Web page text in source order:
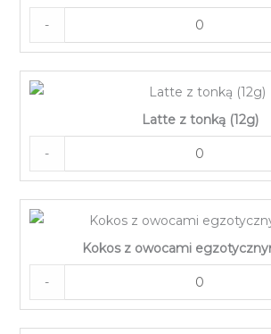
-
Latte z tonką (12g)
-
Kokos z owocami
-